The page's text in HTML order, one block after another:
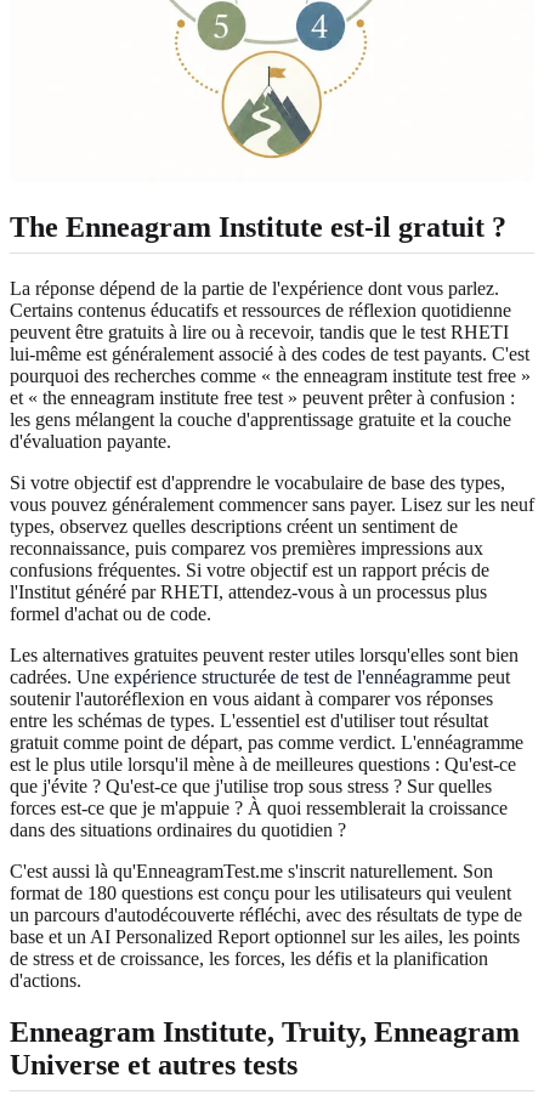
The Enneagram Institute est-il gratuit ?
La réponse dépend de la partie de l'expérience dont vous parlez.
Certains contenus éducatifs et ressources de réflexion quotidienne
peuvent être gratuits à lire ou à recevoir, tandis que le test RHETI
lui-même est généralement associé à des codes de test payants. C'est
pourquoi des recherches comme « the enneagram institute test free »
et « the enneagram institute free test » peuvent prêter à confusion :
les gens mélangent la couche d'apprentissage gratuite et la couche
d'évaluation payante.
Si votre objectif est d'apprendre le vocabulaire de base des types,
vous pouvez généralement commencer sans payer. Lisez sur les neuf
types, observez quelles descriptions créent un sentiment de
reconnaissance, puis comparez vos premières impressions aux
confusions fréquentes. Si votre objectif est un rapport précis de
l'Institut généré par RHETI, attendez-vous à un processus plus
formel d'achat ou de code.
Les alternatives gratuites peuvent rester utiles lorsqu'elles sont bien
cadrées. Une expérience structurée de test de l'ennéagramme peut
soutenir l'autoréflexion en vous aidant à comparer vos réponses
entre les schémas de types. L'essentiel est d'utiliser tout résultat
gratuit comme point de départ, pas comme verdict. L'ennéagramme
est le plus utile lorsqu'il mène à de meilleures questions : Qu'est-ce
que j'évite ? Qu'est-ce que j'utilise trop sous stress ? Sur quelles
forces est-ce que je m'appuie ? À quoi ressemblerait la croissance
dans des situations ordinaires du quotidien ?
C'est aussi là qu'EnneagramTest.me s'inscrit naturellement. Son
format de 180 questions est conçu pour les utilisateurs qui veulent
un parcours d'autodécouverte réfléchi, avec des résultats de type de
base et un AI Personalized Report optionnel sur les ailes, les points
de stress et de croissance, les forces, les défis et la planification
d'actions.
Enneagram Institute, Truity, Enneagram
Universe et autres tests